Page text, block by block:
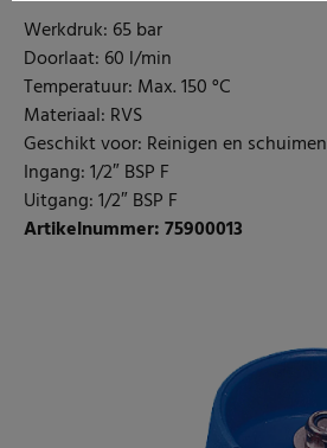
Werkdruk: 65 bar
Doorlaat: 60 l/min
Temperatuur: Max. 150 °C
Materiaal: RVS
Geschikt voor: Reinigen en schuimen
Ingang: 1/2″ BSP F
Uitgang: 1/2″ BSP F
Artikelnummer: 75900013